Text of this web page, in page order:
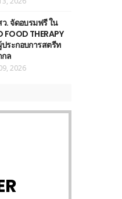
. จัดอบรมฟรี ใน
FOOD THERAPY
ประกอบการสตรีท
ล
2026